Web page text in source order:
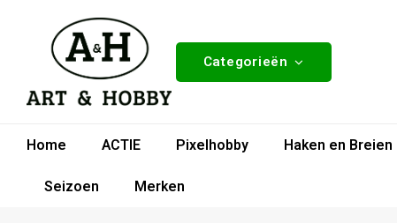
Categorieën
Home ACTIE Pixelhobby Haken en Breien
Seizoen
Merken